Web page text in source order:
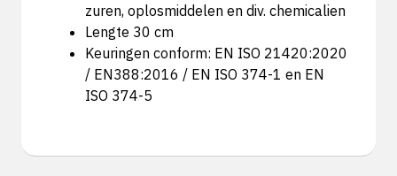
zuren, oplosmiddelen en div. chemicalien
Lengte 30 cm
Keuringen conform: EN ISO 21420:2020
/ EN388:2016 / EN ISO 374-1 en EN
ISO 374-5